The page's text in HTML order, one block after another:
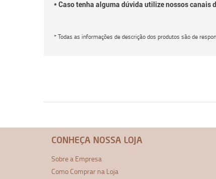
* Caso tenha alguma dúvida utilize nossos canais
* Todas as informações de descrição dos produtos são de
CONHEÇA NOSSA LOJA
Sobre a Empresa
Como Comprar na Loja